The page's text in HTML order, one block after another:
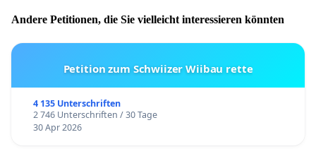
Andere Petitionen, die Sie vielleicht interessieren könnten
Petition zum Schwiizer Wiibau rette
4 135 Unterschriften
2 746 Unterschriften / 30 Tage
30 Apr 2026